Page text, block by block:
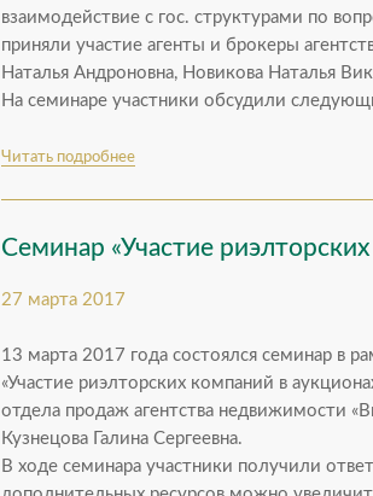
взаимодействие с гос. структурами по
приняли участие агенты и брокеры
Наталья Андроновна, Новикова Наталья
На семинаре участники обсудили
Читать подробнее
Семинар «Участие
27 марта 2017
13 марта 2017 года состоялся семинар в
«Участие риэлторских компаний в
отдела продаж агентства недвижимости
Кузнецова Галина Сергеевна.
В ходе семинара участники получили